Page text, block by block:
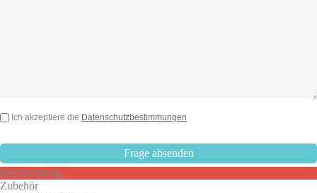
Ich akzeptiere die Datenschutzbestimmungen
Beschreibung
Zubehör